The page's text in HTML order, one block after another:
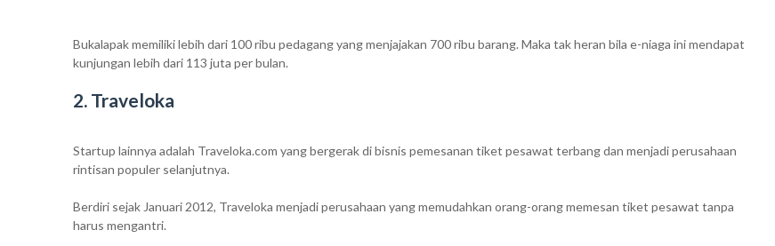
Bukalapak memiliki lebih dari 100 ribu pedagang yang menjajakan 700 ribu barang. Maka tak heran bila e-niaga ini mendapat
kunjungan lebih dari 113 juta per bulan.
2. Traveloka
Startup lainnya adalah Traveloka.com yang bergerak di bisnis pemesanan tiket pesawat terbang dan menjadi perusahaan
rintisan populer selanjutnya.
Berdiri sejak Januari 2012, Traveloka menjadi perusahaan yang memudahkan orang-orang memesan tiket pesawat tanpa
harus mengantri.